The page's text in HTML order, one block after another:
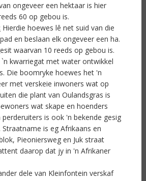
ongeveer een hektaar is hier
60 op gebou is.
Hierdie hoewes lê net suid van die
en beslaan elk ongeveer een ha.
waarvan 10 reeds op gebou is.
kwarriegat met water ontwikkel
Die boomryke hoewes het 'n
met verskeie inwoners wat op
die plant van Oulandsgras is
wat skape en hoenders
perderuiters is ook 'n bekende gesig
is eg Afrikaans en
Pieoniersweg en Juk straat
daarop dat jy in 'n Afrikaner
dele van Kleinfontein verskaf